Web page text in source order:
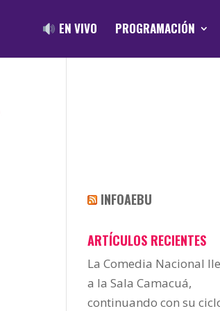
EN VIVO PROGRAMACIÓN
INFOAEBU
ARTÍCULOS RECIENTES
La Comedia Nacional
a la Sala Camacuá,
continuando con su